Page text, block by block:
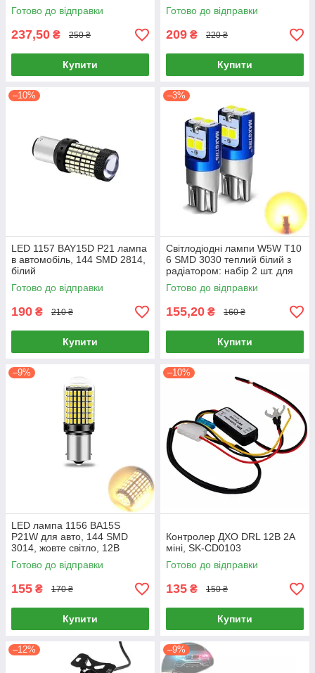
Готово до відправки
237,50 ₴ 250 ₴
Купити
Готово до відправки
209 ₴ 220 ₴
Купити
–10%
LED 1157 BAY15D P21 лампа
в автомобіль, 144 SMD 2814,
білий
Готово до відправки
190 ₴ 210 ₴
Купити
–3%
Світлодіодні лампи W5W T10
6 SMD 3030 теплий білий з
радіатором: набір 2 шт. для
авто
Готово до відправки
155,20 ₴ 160 ₴
Купити
–9%
LED лампа 1156 BA15S
P21W для авто, 144 SMD
3014, жовте світло, 12В
Готово до відправки
155 ₴ 170 ₴
Купити
–10%
Контролер ДХО DRL 12В 2А
міні, SK-CD0103
Готово до відправки
135 ₴ 150 ₴
Купити
–12% –9%